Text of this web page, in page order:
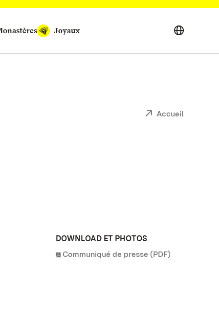
Joyaux
Accueil
DOWNLOAD ET PHOTOS
Communiqué de presse (PDF)